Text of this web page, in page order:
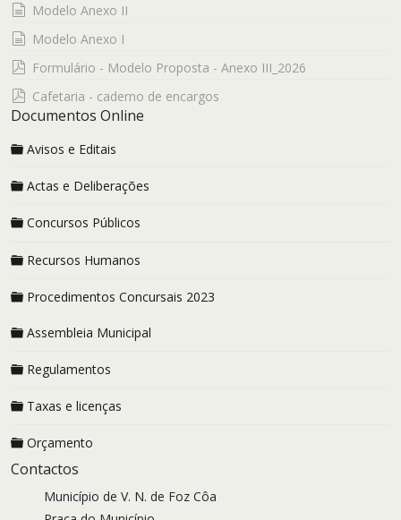
documento
Modelo Anexo II
documento
Modelo Anexo I
pdf
Formulário - Modelo Proposta - Anexo III_2026
pdf
Cafetaria - caderno de encargos
Documentos Online
Avisos e Editais
Actas e Deliberações
Concursos Públicos
Recursos Humanos
Procedimentos Concursais 2023
Assembleia Municipal
Regulamentos
Taxas e licenças
Orçamento
Contactos
Município de V. N. de Foz Côa